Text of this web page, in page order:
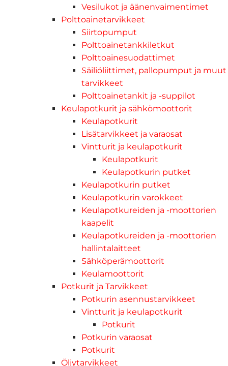
Vesilukot ja äänenvaimentimet
Polttoainetarvikkeet
Siirtopumput
Polttoainetankkiletkut
Polttoainesuodattimet
Säiliöliittimet, pallopumput ja muut
tarvikkeet
Polttoainetankit ja -suppilot
Keulapotkurit ja sähkömoottorit
Keulapotkurit
Lisätarvikkeet ja varaosat
Vintturit ja keulapotkurit
Keulapotkurit
Keulapotkurin putket
Keulapotkurin putket
Keulapotkurin varokkeet
Keulapotkureiden ja -moottorien
kaapelit
Keulapotkureiden ja -moottorien
hallintalaitteet
Sähköperämoottorit
Keulamoottorit
Potkurit ja Tarvikkeet
Potkurin asennustarvikkeet
Vintturit ja keulapotkurit
Potkurit
Potkurin varaosat
Potkurit
Öljytarvikkeet